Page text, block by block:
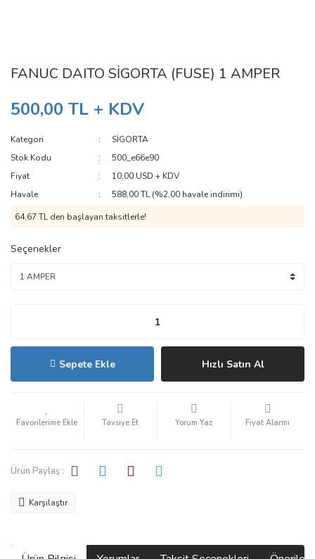
FANUC DAITO SİGORTA (FUSE) 1 AMPER
500,00 TL + KDV
Kategori
SİGORTA
Stok Kodu
500_e66e90
Fiyat
10,00 USD + KDV
Havale
588,00 TL (%2,00 havale indirimi)
64,67 TL den başlayan taksitlerle!
Seçenekler
Sepete Ekle Hızlı Satın Al
Tavsiye Et Yorum Yaz Fiyat Alarmı
Ürün Paylaş :
Karşılaştır